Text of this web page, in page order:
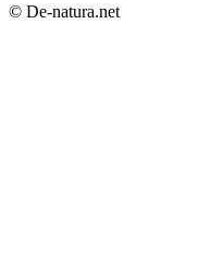
© De-natura.net